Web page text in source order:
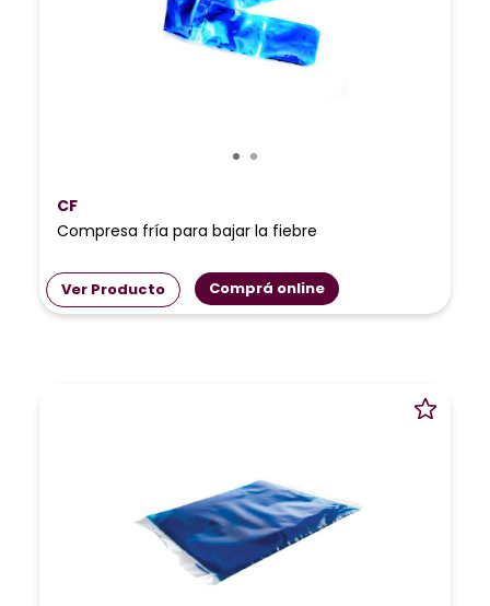
CF
Compresa fría para bajar la fiebre
Ver Producto Comprá online